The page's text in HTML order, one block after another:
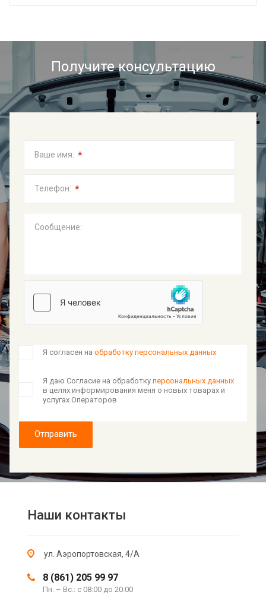
Получите консультацию
Ваше имя: *
Телефон: *
Сообщение:
Я согласен на обработку персональных данных
Я даю Согласие на обработку персональных данных
в целях информирования меня о новых товарах и
услугах Операторов
Отправить
Наши контакты
ул. Аэропортовская, 4/А
8 (861) 205 99 97
Пн. – Вс.: с 08:00 до 20:00